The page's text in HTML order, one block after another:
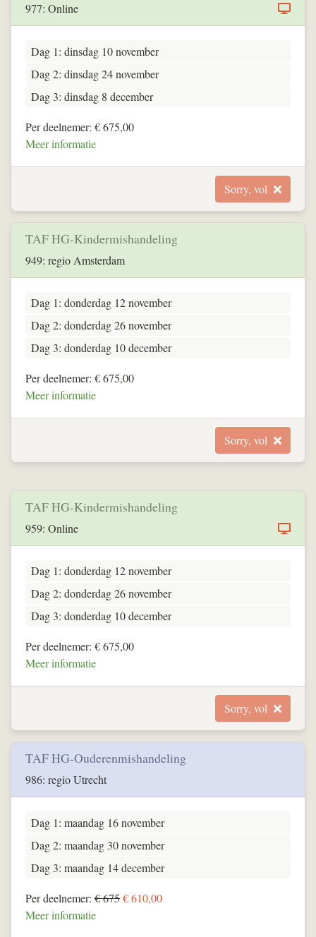
977: Online
Dag 1: dinsdag 10 november
Dag 2: dinsdag 24 november
Dag 3: dinsdag 8 december
Per deelnemer: € 675,00
Meer informatie
Sorry, vol
TAF HG-Kindermishandeling
949: regio Amsterdam
Dag 1: donderdag 12 november
Dag 2: donderdag 26 november
Dag 3: donderdag 10 december
Per deelnemer: € 675,00
Meer informatie
Sorry, vol
TAF HG-Kindermishandeling
959: Online
Dag 1: donderdag 12 november
Dag 2: donderdag 26 november
Dag 3: donderdag 10 december
Per deelnemer: € 675,00
Meer informatie
Sorry, vol
TAF HG-Ouderenmishandeling
986: regio Utrecht
Dag 1: maandag 16 november
Dag 2: maandag 30 november
Dag 3: maandag 14 december
Per deelnemer: € 675€ 610,00
Meer informatie